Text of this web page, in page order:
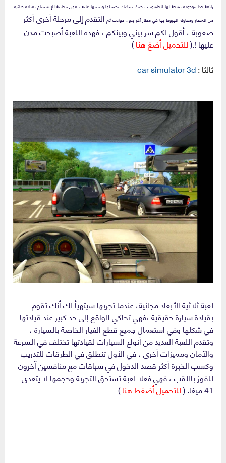
رائعة جدا موجودة نسخة لها للحاسوب ، حيث يمكنك تحميلها وتثبيتها عليه ، فهي مجانية للإستمتاع بقيادة طائرة
من المطار ومحاولة الهبوط بها في مطار آخر بدون حوادث ثم التقدم إلى مرحلة أخرى أكثر
صعوبة ، أقول لكم سر بيني وبينكم ، فهده اللعبة أصبحت مدن
عليها !.(للتحميل أضغ هنا)
ثالثا :car simulator 3d
لعبة ثلاثية الأبعاد مجانية، عندما تجربها سيتهيأ لك أنك تقوم
بقيادة سيارة حقيقية ،فهي تحاكي الواقع إلى حد كبير عند قيادتها
في شكلها وفي استعمال جميع قطع الغيار الخاصة بالسيارة ،
وتقدم اللعبة العديد من أنواع السيارات لقيادتها تختلف في السرعة
والآمان ومميزات أخرى ، في الأول تنطلق في الطرقات للتدريب
وكسب الخبرة أكثر قصد الدخول في سباقات مع منافسين آخرون
للفوز باللقب ، فهي فعلا لعبة تستحق التجربة وحجمها لا يتعدى
41 ميغا. ( للتحميل أضغط هنا)